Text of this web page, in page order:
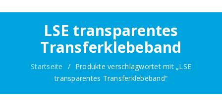
LSE transparentes
Transferklebeband
Startseite / Produkte verschlagwortet mit „LSE
transparentes Transferklebeband“